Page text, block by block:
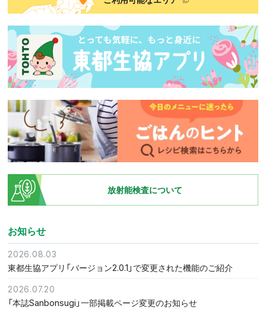
放射能検査について
お知らせ
2026.08.03
東都生協アプリ「バージョン2.0.1」で変更された機能のご紹介
2026.07.20
「本誌Sanbonsugi」一部掲載ページ変更のお知らせ